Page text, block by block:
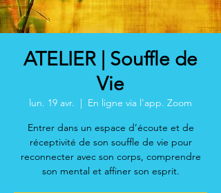
ATELIER | Souffle de
Vie
lun. 19 avr.
  |
En ligne via l'app. Zoom
Entrer dans un espace d’écoute et de
réceptivité de son souffle de vie pour
reconnecter avec son corps, comprendre
son mental et affiner son esprit.